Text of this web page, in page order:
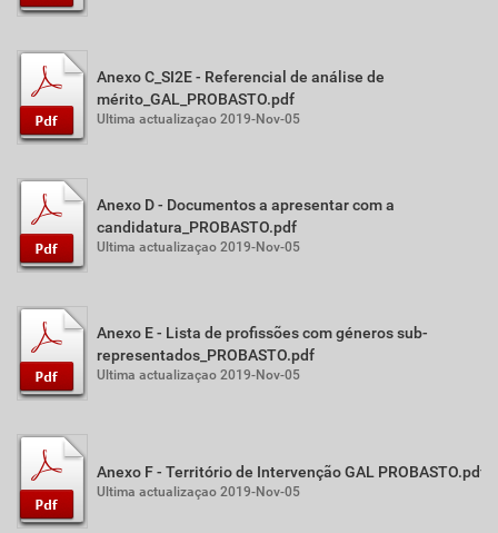
Anexo C_SI2E - Referencial de análise de
mérito_GAL_PROBASTO.pdf
Ultima actualizaçao 2019-Nov-05
Anexo D - Documentos a apresentar com a
candidatura_PROBASTO.pdf
Ultima actualizaçao 2019-Nov-05
Anexo E - Lista de profissões com géneros sub-
representados_PROBASTO.pdf
Ultima actualizaçao 2019-Nov-05
Anexo F - Território de Intervenção GAL PROBASTO.pdf
Ultima actualizaçao 2019-Nov-05